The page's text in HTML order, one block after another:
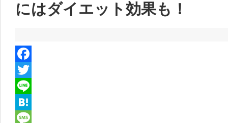
にはダイエット効果も！
F
a
e
T
w
iiH